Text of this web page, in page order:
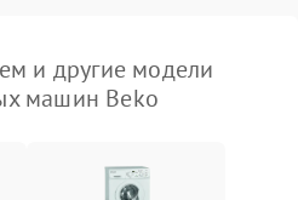
и другие модели
машин Beko